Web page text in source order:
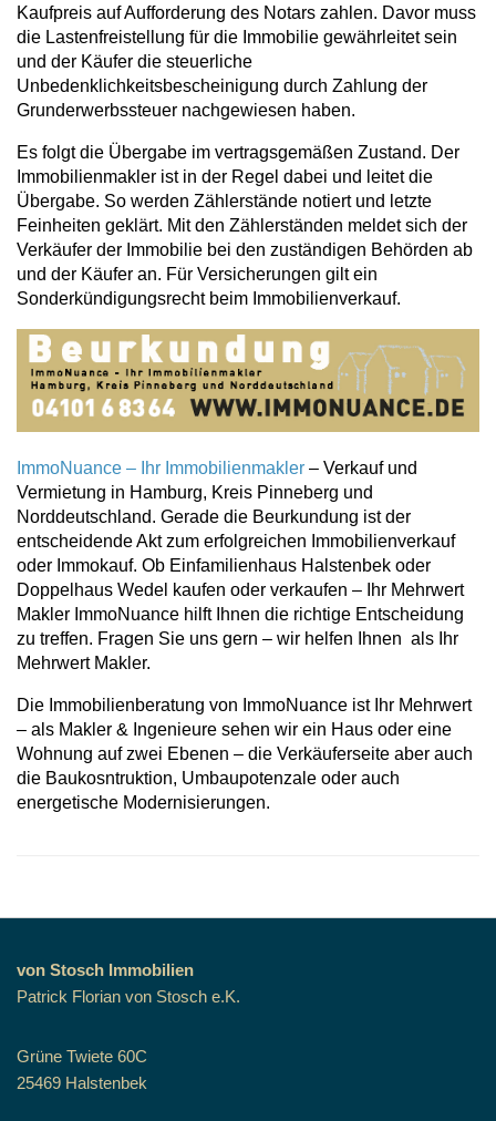
Kaufpreis auf Aufforderung des Notars zahlen. Davor muss
die Lastenfreistellung für die Immobilie gewährleitet sein
und der Käufer die steuerliche
Unbedenklichkeitsbescheinigung durch Zahlung der
Grunderwerbssteuer nachgewiesen haben.
Es folgt die Übergabe im vertragsgemäßen Zustand. Der
Immobilienmakler ist in der Regel dabei und leitet die
Übergabe. So werden Zählerstände notiert und letzte
Feinheiten geklärt. Mit den Zählerständen meldet sich der
Verkäufer der Immobilie bei den zuständigen Behörden ab
und der Käufer an. Für Versicherungen gilt ein
Sonderkündigungsrecht beim Immobilienverkauf.
ImmoNuance – Ihr Immobilienmakler – Verkauf und
Vermietung in Hamburg, Kreis Pinneberg und
Norddeutschland. Gerade die Beurkundung ist der
entscheidende Akt zum erfolgreichen Immobilienverkauf
oder Immokauf. Ob Einfamilienhaus Halstenbek oder
Doppelhaus Wedel kaufen oder verkaufen – Ihr Mehrwert
Makler ImmoNuance hilft Ihnen die richtige Entscheidung
zu treffen. Fragen Sie uns gern – wir helfen Ihnen als Ihr
Mehrwert Makler.
Die Immobilienberatung von ImmoNuance ist Ihr Mehrwert
– als Makler & Ingenieure sehen wir ein Haus oder eine
Wohnung auf zwei Ebenen – die Verkäuferseite aber auch
die Baukosntruktion, Umbaupotenzale oder auch
energetische Modernisierungen.
von Stosch Immobilien
Patrick Florian von Stosch e.K.
Grüne Twiete 60C
25469 Halstenbek